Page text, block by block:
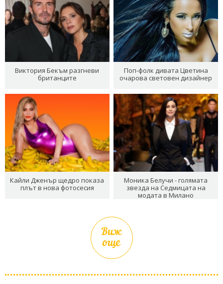
Виктория Бекъм разгневи
британците
Поп-фолк дивата Цветина
очарова световен дизайнер
Кайли Дженър щедро показа
плът в нова фотосесия
Моника Белучи - голямата
звезда на Седмицата на
модата в Милано
Виж
още